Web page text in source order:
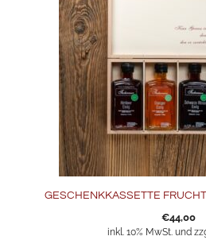
GESCHENKKASSETTE
€44,00
inkl. 10% MwSt. und